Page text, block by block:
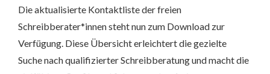
Die aktualisierte Kontaktliste der freien
Schreibberater*innen steht nun zum Download zur
Verfügung. Diese Übersicht erleichtert die gezielte
Suche nach qualifizierter Schreibberatung und macht die